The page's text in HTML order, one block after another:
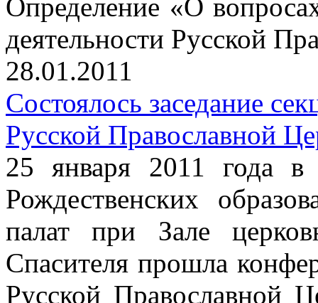
Определение «О
деятельности Русской
28.01.2011
Состоялось заседание
Русской Православной
25 января 2011 года
Рождественских
палат при Зале
Спасителя прошла
Русской Православной